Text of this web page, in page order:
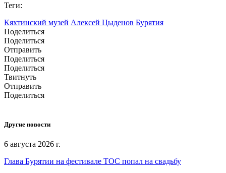
Теги:
Кяхтинский музей Алексей Цыденов Бурятия
Поделиться
Поделиться
Отправить
Поделиться
Поделиться
Твитнуть
Отправить
Поделиться
Другие новости
6 августа 2026 г.
Глава Бурятии на фестивале ТОС попал на свадьбу